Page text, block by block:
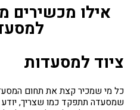
אילו מכשירים
ציוד למסעדות
כל מי שמכיר קצת את תחום
שמסעדה תתפקד כמו שצריך, יודע